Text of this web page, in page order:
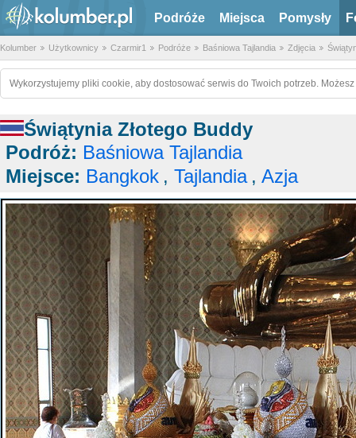
Podróże Miejsca Pomysły
Kolumber Użytkownicy Czarmir1 Podróże Baśniowa Tajlandia Zdjęcia
Wykorzystujemy pliki cookie, aby dostosować serwis do Twoich potrzeb.
Świątynia Złotego Buddy
Podróż: Baśniowa Tajlandia
Miejsce: Bangkok , Tajlandia , Azja